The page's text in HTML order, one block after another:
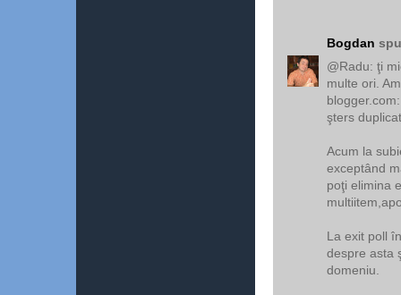
Bogdan
@Radu: ţi
multe ori.
şters
Acum la
exceptând
poţi elimina
La exit poll
despre asta
domeniu.